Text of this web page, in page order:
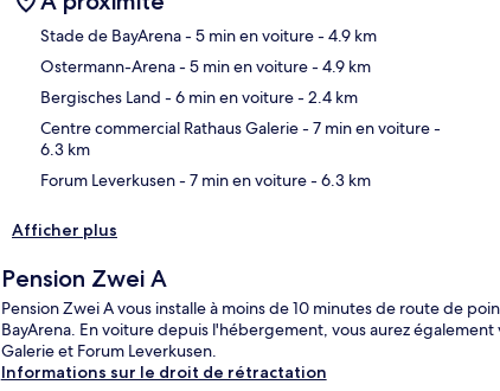
Stade de BayArena- 5 min en voiture- 4.9 km
Ostermann-Arena- 5 min en voiture- 4.9 km
Bergisches Land - 6 min en voiture- 2.4 km
Centre commercial Rathaus Galerie- 7 min en voiture-
6.3 km
Forum Leverkusen- 7 min en voiture- 6.3 km
Afficher plus
Pension Zwei A
Pension Zwei A vous installe à moins de 10 minutes de route de
BayArena. En voiture depuis l'hébergement, vous aurez
Galerie et Forum Leverkusen.
Informations sur le droit de rétractation